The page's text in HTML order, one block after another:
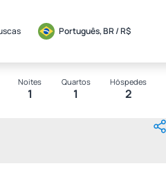
Português, BR / R$
Noites
1
Quartos
1
Hóspedes
2